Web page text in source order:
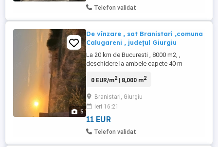
Telefon validat
5
De vînzare , sat Branistari ,comuna
Calugareni , județul Giurgiu
La 20 km de Bucuresti , 8000 m2, ,
deschidere la ambele capete 40 m
satetesc , , la fata 200 m drum,strada
Calugareni , Comana , intr o zona liniștită ,
stradal , fara imbunatatiri ,teren extravilan
agricol , in apropiere de Mănăstirea ...
0 EUR/m2| 8,000 m2
Branistari, Giurgiu
ieri 16:21
11 EUR
Telefon validat